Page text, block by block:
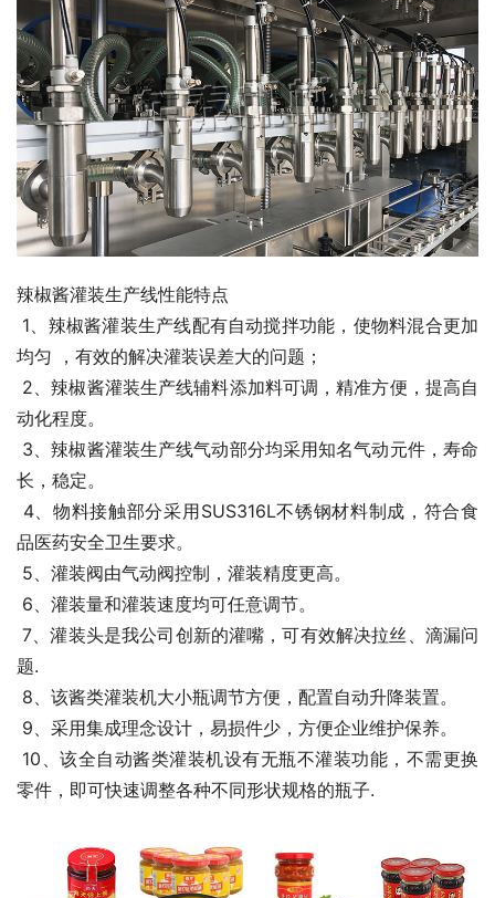
辣椒酱灌装生产线性能特点
均匀 ，有效的解决灌装误差大的问题；
动化程度。
长，稳定。
品医药安全卫生要求。
5、灌装阀由气动阀控制，灌装精度更高。
6、灌装量和灌装速度均可任意调节。
7、灌装头是我公司创新的灌嘴，可有效解决拉丝、滴漏问
题.
8、该酱类灌装机大小瓶调节方便，配置自动升降装置。
9、采用集成理念设计，易损件少，方便企业维护保养。
零件，即可快速调整各种不同形状规格的瓶子.